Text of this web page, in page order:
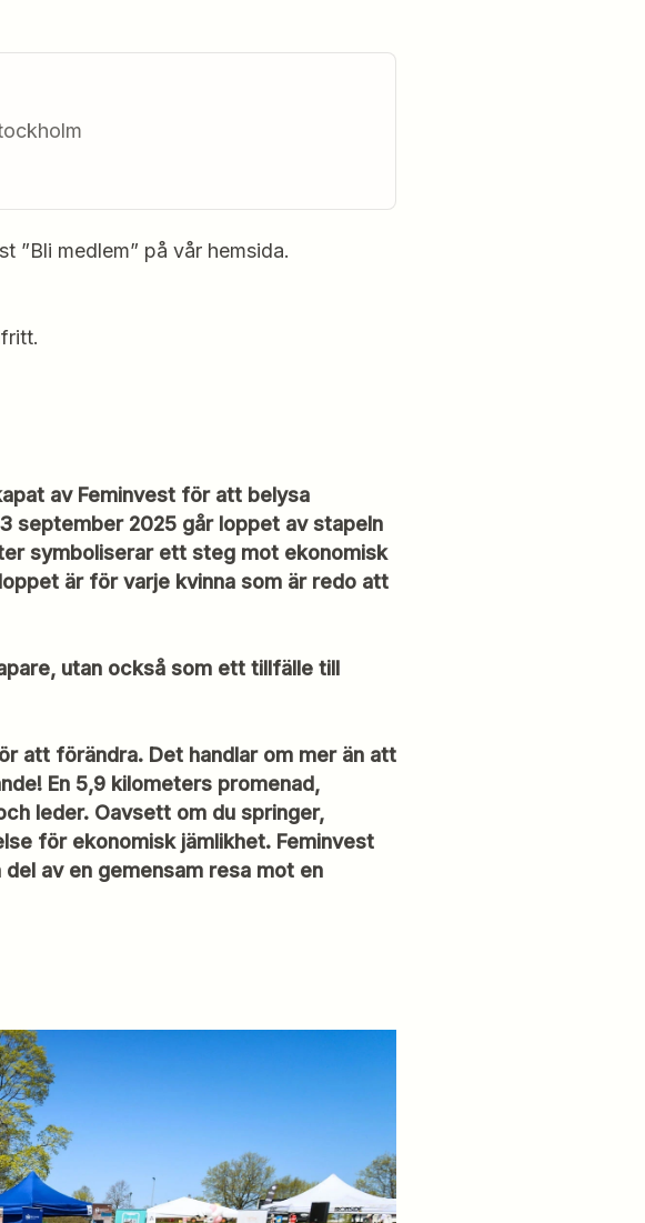
”Bli medlem” på vår hemsida.
av Feminvest för att belysa
september 2025 går loppet av stapeln
symboliserar ett steg mot ekonomisk
är för varje kvinna som är redo att
utan också som ett tillfälle till
att förändra. Det handlar om mer än att
En 5,9 kilometers promenad,
leder. Oavsett om du springer,
för ekonomisk jämlikhet. Feminvest
av en gemensam resa mot en